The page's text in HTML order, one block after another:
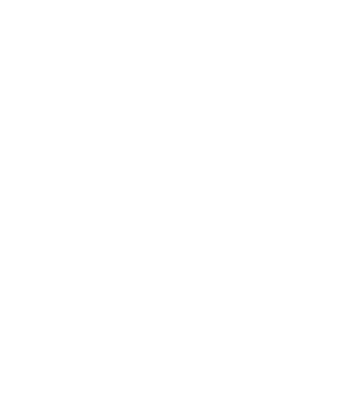
и страницы